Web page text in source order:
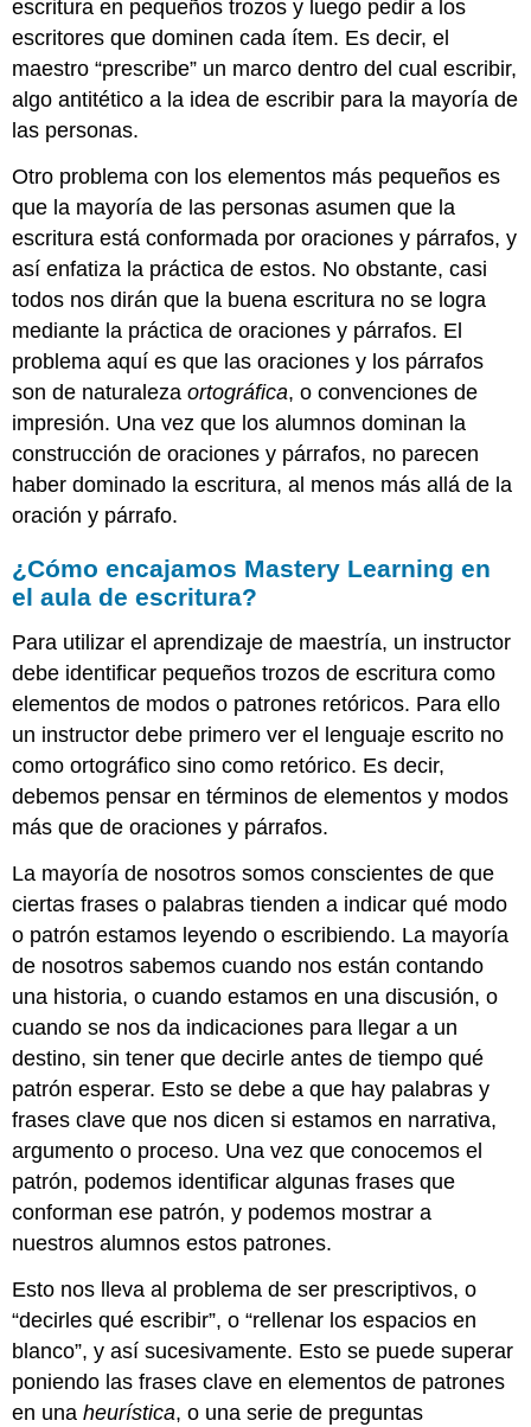
escritura en pequeños trozos y luego pedir a los
escritores que dominen cada ítem. Es decir, el
maestro “prescribe” un marco dentro del cual escribir,
algo antitético a la idea de escribir para la mayoría de
las personas.
Otro problema con los elementos más pequeños es
que la mayoría de las personas asumen que la
escritura está conformada por oraciones y párrafos, y
así enfatiza la práctica de estos. No obstante, casi
todos nos dirán que la buena escritura no se logra
mediante la práctica de oraciones y párrafos. El
problema aquí es que las oraciones y los párrafos
son de naturalezaortográfica, o convenciones de
impresión. Una vez que los alumnos dominan la
construcción de oraciones y párrafos, no parecen
haber dominado la escritura, al menos más allá de la
oración y párrafo.
¿Cómo encajamos Mastery Learning en
el aula de escritura?
Para utilizar el aprendizaje de maestría, un instructor
debe identificar pequeños trozos de escritura como
elementos de modos o patrones retóricos. Para ello
un instructor debe primero ver el lenguaje escrito no
como ortográfico sino como retórico. Es decir,
debemos pensar en términos de elementos y modos
más que de oraciones y párrafos.
La mayoría de nosotros somos conscientes de que
ciertas frases o palabras tienden a indicar qué modo
o patrón estamos leyendo o escribiendo. La mayoría
de nosotros sabemos cuando nos están contando
una historia, o cuando estamos en una discusión, o
cuando se nos da indicaciones para llegar a un
destino, sin tener que decirle antes de tiempo qué
patrón esperar. Esto se debe a que hay palabras y
frases clave que nos dicen si estamos en narrativa,
argumento o proceso. Una vez que conocemos el
patrón, podemos identificar algunas frases que
conforman ese patrón, y podemos mostrar a
nuestros alumnos estos patrones.
Esto nos lleva al problema de ser prescriptivos, o
“decirles qué escribir”, o “rellenar los espacios en
blanco”, y así sucesivamente. Esto se puede superar
poniendo las frases clave en elementos de patrones
en unaheurística, o una serie de preguntas